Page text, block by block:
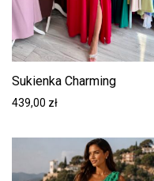
Sukienka Charming
439,00 zł